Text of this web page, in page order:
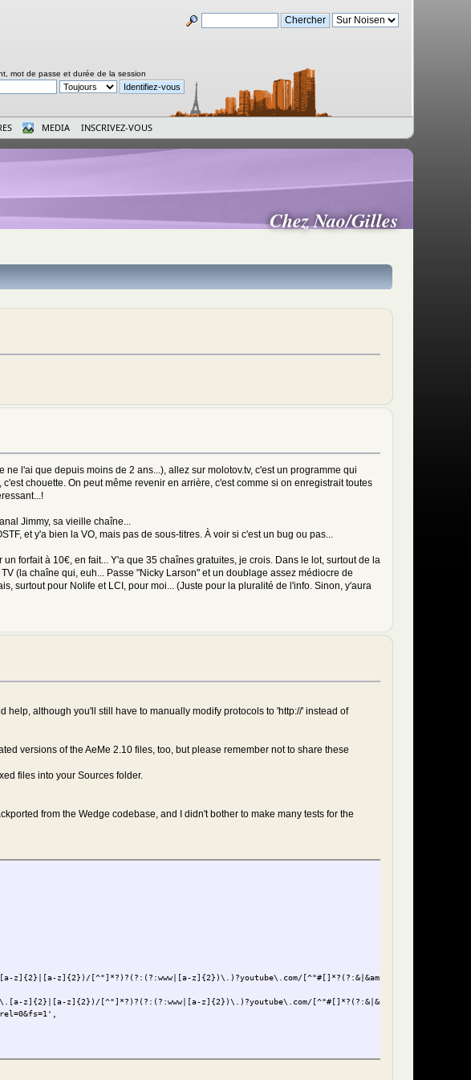
mot de passe et durée de la session
MEDIA INSCRIVEZ-VOUS
Chez Nao/Gilles
l'ai que depuis moins de 2 ans...), allez sur molotov.tv, c'est un programme qui
chouette. On peut même revenir en arrière, c'est comme si on enregistrait toutes
Jimmy, sa vieille chaîne...
et y'a bien la VO, mais pas de sous-titres. À voir si c'est un bug ou pas...
forfait à 10€, en fait... Y'a que 35 chaînes gratuites, je crois. Dans le lot, surtout de la
(la chaîne qui, euh... Passe "Nicky Larson" et un doublage assez médiocre de
surtout pour Nolife et LCI, pour moi... (Juste pour la pluralité de l'info. Sinon, y'aura
although you'll still have to manually modify protocols to 'http://' instead of
versions of the AeMe 2.10 files, too, but please remember not to share these
files into your Sources folder.
from the Wedge codebase, and I didn't bother to make many tests for the
z]{2}|[a-z]{2})/[^"]*?)?(?:(?:www|[a-z]{2})\.)?youtube\.com/[^"#[]*?(?:&|&amp;|/
z]{2}|[a-z]{2})/[^"]*?)?(?:(?:www|[a-z]{2})\.)?youtube\.com/[^"#[]*?(?:&|&amp;|/